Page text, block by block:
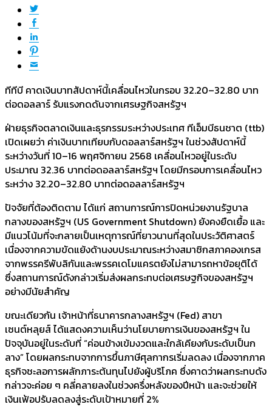
ทีทีบี คาดเงินบาทสัปดาห์นี้เคลื่อนไหวในกรอบ 32.20–32.80 บาท
ต่อดอลลาร์ รับแรงกดดันจากเศรษฐกิจสหรัฐฯ
ฝ่ายธุรกิจตลาดเงินและธุรกรรมระหว่างประเทศ ทีเอ็มบีธนชาต (ttb)
เปิดเผยว่า ค่าเงินบาทเทียบกับดอลลาร์สหรัฐฯ ในช่วงสัปดาห์นี้
ระหว่างวันที่ 10–16 พฤศจิกายน 2568 เคลื่อนไหวอยู่ในระดับ
ประมาณ 32.36 บาทต่อดอลลาร์สหรัฐฯ โดยมีกรอบการเคลื่อนไหว
ระหว่าง 32.20–32.80 บาทต่อดอลลาร์สหรัฐฯ
ปัจจัยที่ต้องติดตาม ได้แก่ สถานการณ์การปิดหน่วยงานรัฐบาล
กลางของสหรัฐฯ (US Government Shutdown) ยังคงยืดเยื้อ และ
มีแนวโน้มที่จะกลายเป็นเหตุการณ์ที่ยาวนานที่สุดในประวัติศาสตร์
เนื่องจากความขัดแย้งด้านงบประมาณระหว่างสมาชิกสภาคองเกรส
จากพรรครีพับลิกันและพรรคเดโมแครตยังไม่สามารถหาข้อยุติได้
ซึ่งสถานการณ์ดังกล่าวเริ่มส่งผลกระทบต่อเศรษฐกิจของสหรัฐฯ
อย่างมีนัยสำคัญ
ขณะเดียวกัน เจ้าหน้าที่ธนาคารกลางสหรัฐฯ (Fed) สาขา
เซนต์หลุยส์ ได้แสดงความเห็นว่านโยบายการเงินของสหรัฐฯ ใน
ปัจจุบันอยู่ในระดับที่ “ค่อนข้างเข้มงวดและใกล้เคียงกับระดับเป็นก
ลาง” โดยผลกระทบจากการขึ้นภาษีศุลกากรเริ่มลดลง เนื่องจากภาค
ธุรกิจชะลอการผลักภาระต้นทุนไปยังผู้บริโภค ซึ่งคาดว่าผลกระทบดัง
กล่าวจะค่อย ๆ คลี่คลายลงในช่วงครึ่งหลังของปีหน้า และจะช่วยให้
เงินเฟ้อปรับลดลงสู่ระดับเป้าหมายที่ 2%